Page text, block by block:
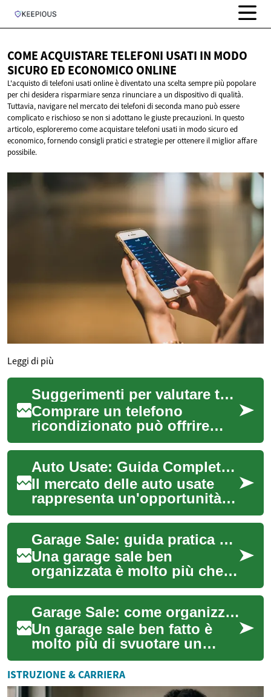
COME ACQUISTARE TELEFONI USATI IN MODO
SICURO ED ECONOMICO ONLINE
L'acquisto di telefoni usati online è diventato una scelta sempre più popolare
per chi desidera risparmiare senza rinunciare a un dispositivo di qualità.
Tuttavia, navigare nel mercato dei telefoni di seconda mano può essere
complicato e rischioso se non si adottano le giuste precauzioni. In questo
articolo, esploreremo come acquistare telefoni usati in modo sicuro ed
economico, fornendo consigli pratici e strategie per ottenere il miglior affare
possibile.
Leggi di più
Suggerimenti per valutare telefoni ricondizionati e risparmiare
Comprare un telefono
ricondizionato può offrire
risparmi significativi se si
conoscono i controlli giusti
da eseguire...
Auto Usate: Guida Completa all'Acquisto Sicuro e Conveniente
Il mercato delle auto usate
rappresenta un'opportunità
interessante per chi desidera
acquistare un veicolo a un
prezz...
Garage Sale: guida pratica per comprare e vendere oggetti usati
Una garage sale ben
organizzata è molto più che
una semplice svendita in
cortile: è un’opportunità per
dare nuova vit...
Garage Sale: come organizzare, vendere e acquistare con intelligenza
Un garage sale ben fatto è
molto più di svuotare un
garage: è un'opportunità per
dare nuova vita agli oggetti,
guadag...
ISTRUZIONE & CARRIERA